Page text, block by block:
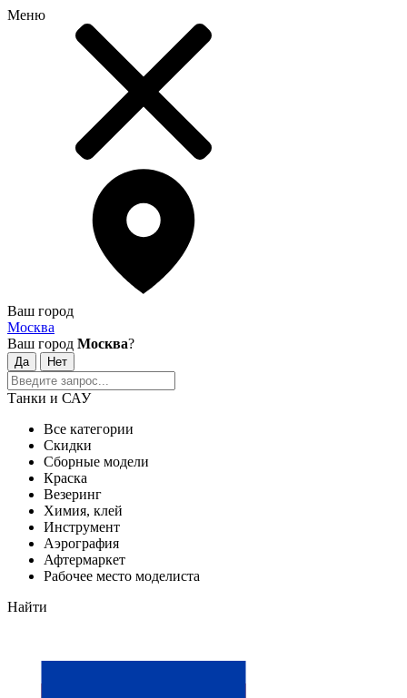
Меню
Ваш город
Москва
Ваш город Москва?
Танки и САУ
Все категории
Скидки
Сборные модели
Краска
Везеринг
Химия, клей
Инструмент
Аэрография
Афтермаркет
Рабочее место моделиста
Найти